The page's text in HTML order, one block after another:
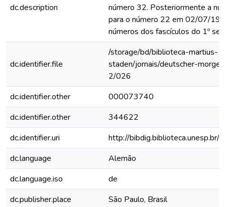
dc.description
número 32. Posteriormente a
para o número 22 em 02/07/
números dos fascículos do 1º
dc.identifier.file
/storage/bd/biblioteca-martius-
staden/jornais/deutscher-
2/026
dc.identifier.other
000073740
dc.identifier.other
344622
dc.identifier.uri
http://
dc.language
Alemão
dc.language.iso
de
dc.publisher.place
São Paulo, Brasil